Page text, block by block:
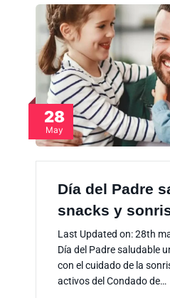
28
May
Día del Padre
snacks y
Last Updated on: 28th
Día del Padre saludable
con el cuidado de la
activos del Condado de…